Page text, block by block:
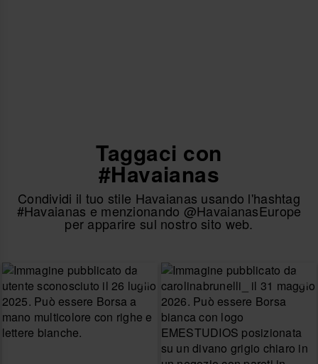
Taggaci con
#Havaianas
Condividi il tuo stile Havaianas usando l'hashtag
#Havaianas e menzionando @HavaianasEurope
per apparire sul nostro sito web.